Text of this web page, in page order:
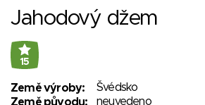
Jahodový džem
15
Země výroby:
Švédsko
Země původu:
neuvedeno